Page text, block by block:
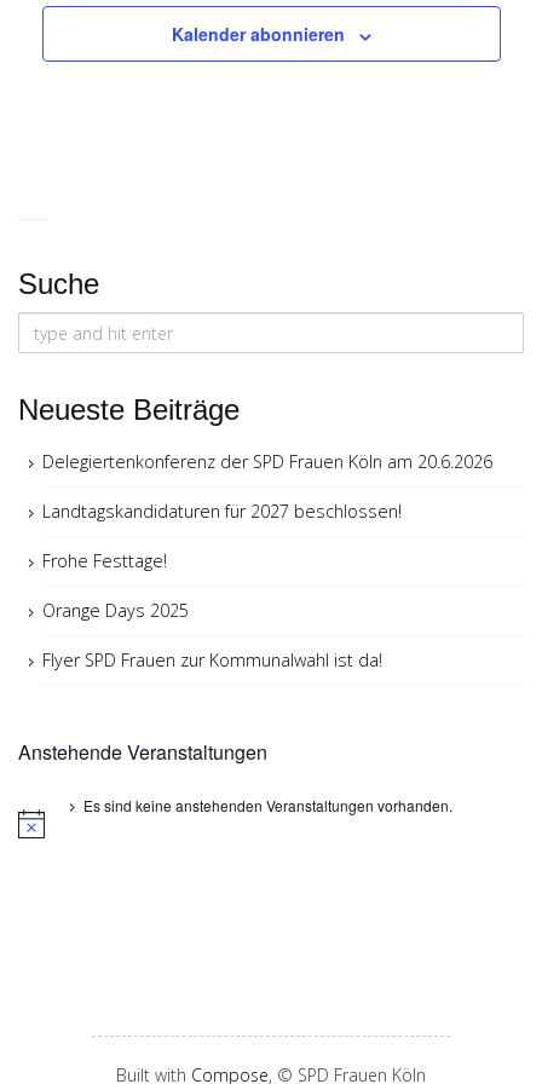
Kalender abonnieren
Suche
Search
for:
Neueste Beiträge
Delegiertenkonferenz der SPD Frauen Köln am 20.6.2026
Landtagskandidaturen für 2027 beschlossen!
Frohe Festtage!
Orange Days 2025
Flyer SPD Frauen zur Kommunalwahl ist da!
Anstehende Veranstaltungen
Es sind keine anstehenden Veranstaltungen vorhanden.
Built with Compose, © SPD Frauen Köln